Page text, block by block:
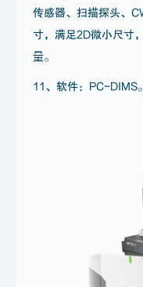
传感器、扫描探头、
寸，满足2D微小尺寸
量。
11、软件：PC-DIMS。